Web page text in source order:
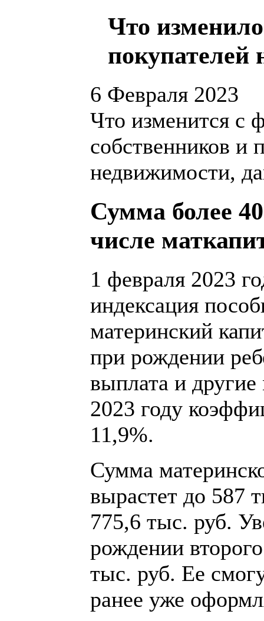
Что
покупателей
6 Февраля 2023
Что изменится с
собственников и
недвижимости,
Сумма более
числе
1 февраля 2023
индексация
материнский
при рождении
выплата и
2023 году
11,9%.
Сумма
вырастет до 587
775,6 тыс. руб.
рождении
тыс. руб. Ее
ранее уже